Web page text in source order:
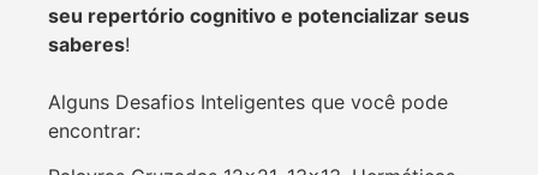
seu repertório cognitivo e potencializar seus
saberes!
Alguns Desafios Inteligentes que você pode
encontrar: